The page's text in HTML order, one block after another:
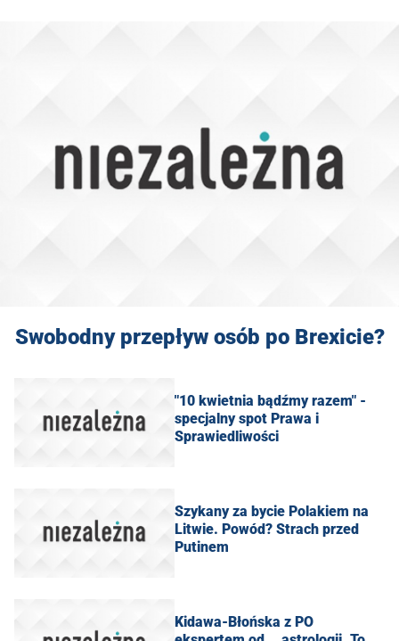
Swobodny przepływ osób po Brexicie?
"10 kwietnia bądźmy razem" -
specjalny spot Prawa i
Sprawiedliwości
Szykany za bycie Polakiem na
Litwie. Powód? Strach przed
Putinem
Kidawa-Błońska z PO